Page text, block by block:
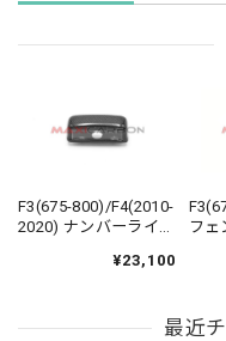
F3(675-800)/F4(2010-
2020) ナンバーライト
¥23,100
フェ
最近